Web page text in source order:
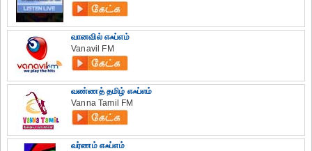
வானவில் எஃப்எம்
Vanavil FM
வண்ணத் தமிழ் எஃப்எம்
Vanna Tamil FM
வர்ணம் எஃப்எம்